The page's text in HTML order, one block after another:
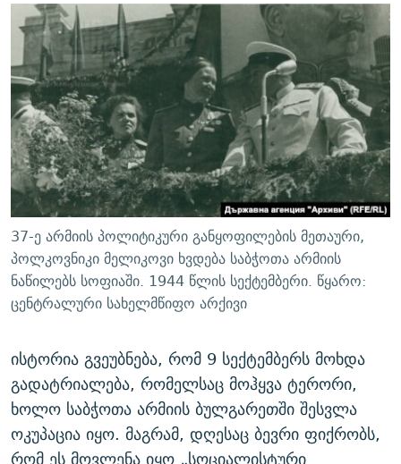
37-ე არმიის პოლიტიკური განყოფილების მეთაური,
პოლკოვნიკი მელიკოვი ხვდება საბჭოთა არმიის
ნაწილებს სოფიაში. 1944 წლის სექტემბერი. წყარო:
ცენტრალური სახელმწიფო არქივი
ისტორია გვეუბნება, რომ 9 სექტემბერს მოხდა
გადატრიალება, რომელსაც მოჰყვა ტერორი,
ხოლო საბჭოთა არმიის ბულგარეთში შესვლა
ოკუპაცია იყო. მაგრამ, დღესაც ბევრი ფიქრობს,